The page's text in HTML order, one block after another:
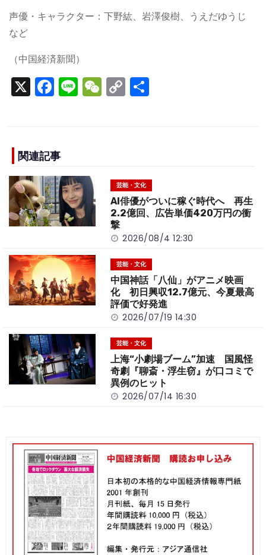
声優・キャラクター：下野紘、岩澤俊樹、うえだゆうじ
など
（中国経済新聞）
X F
a
e
b
o
o
k
Li
n
W
e
C
o
n
k
関連記事
芸能・文化
AI俳優がついに稼ぐ時代へ 再生
2.2億回、広告単価420万円の衝
撃
2026/08/4 12:30
芸能・文化
中国神話「八仙」がアニメ映画
化 初日興収12.7億元、今夏最高
評価で好発進
2026/07/19 14:30
芸能・文化
上海“小劇場ブーム”加速 国風怪
奇劇『聊斎・浮生窃』が口コミで
異例のヒット
2026/07/14 16:30